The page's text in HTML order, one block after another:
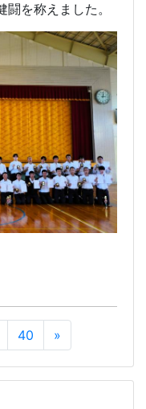
を称えました。
40 »